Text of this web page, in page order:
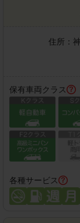
住所：
保有車両クラス
各種サービス